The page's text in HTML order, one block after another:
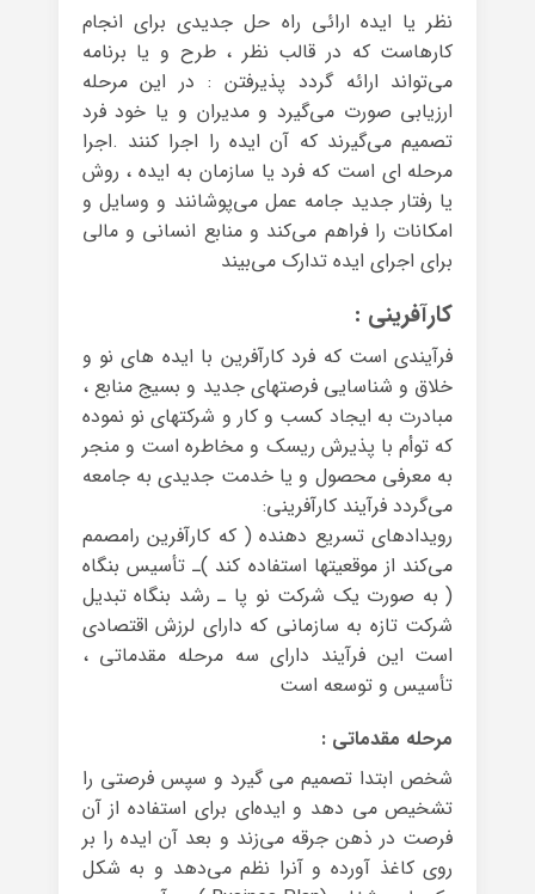
نظر یا ایده ارائی راه حل جدیدی برای انجام
کارهاست که در قالب نظر ، طرح و یا برنامه
می‌تواند ارائه گردد پذیرفتن : در این مرحله
ارزیابی صورت می‌گیرد و مدیران و یا خود فرد
تصمیم می‌گیرند که آن ایده را اجرا کنند .اجرا
مرحله ای است که فرد یا سازمان به ایده ، روش
یا رفتار جدید جامه عمل می‌پوشانند و وسایل و
امکانات را فراهم می‌کند و منابع انسانی و مالی
برای اجرای ایده تدارک می‌بیند
کارآفرینی :
فرآیندی است که فرد کارآفرین با ایده های نو و
خلاق و شناسایی فرصتهای جدید و بسیج منابع ،
مبادرت به ایجاد کسب و کار و شرکتهای نو نموده
که توأم با پذیرش ریسک و مخاطره است و منجر
به معرفی محصول و یا خدمت جدیدی به جامعه
می‌گردد فرآیند کارآفرینی:
رویدادهای تسریع دهنده ( که کارآفرین رامصمم
می‌کند از موقعیتها استفاده کند )ـ تأسیس بنگاه
( به صورت یک شرکت نو پا ـ رشد بنگاه تبدیل
شرکت تازه به سازمانی که دارای لرزش اقتصادی
است این فرآیند دارای سه مرحله مقدماتی ،
تأسیس و توسعه است
مرحله مقدماتی :
شخص ابتدا تصمیم می گیرد و سپس فرصتی را
تشخیص می دهد و ایده‌ای برای استفاده از آن
فرصت در ذهن جرقه می‌زند و بعد آن ایده را بر
روی کاغذ آورده و آنرا نظم می‌دهد و به شکل